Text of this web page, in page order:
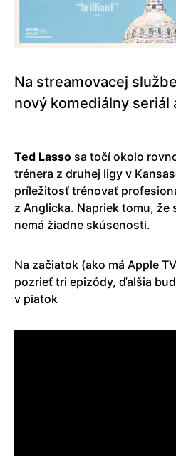
Na streamovacej
nový komediálny seriál
Ted Lasso sa točí okolo
trénera z druhej ligy v
príležitosť trénovať
z Anglicka. Napriek tomu, že
nemá žiadne skúsenosti.
Na začiatok (ako má Apple
pozrieť tri epizódy, ďalšia
v piatok